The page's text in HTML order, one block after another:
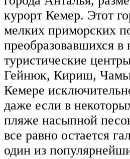
курорт Кемер. Этот
мелких приморских
преобразовавшихся в
туристические
Гейнюк, Кириш,
Кемере
даже если в
пляже насыпной
все равно остается
один из